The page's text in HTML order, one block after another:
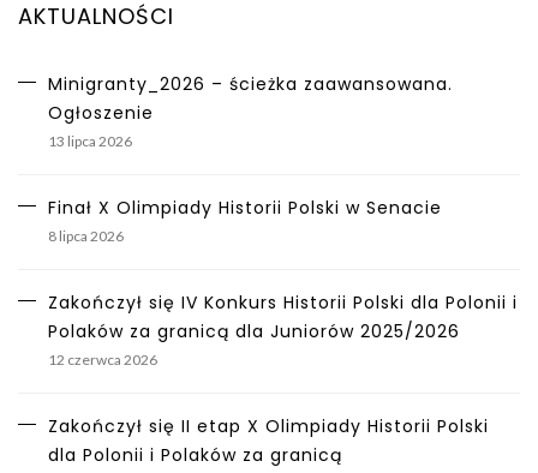
AKTUALNOŚCI
Minigranty_2026 – ścieżka zaawansowana.
Ogłoszenie
13 lipca 2026
Finał X Olimpiady Historii Polski w Senacie
8 lipca 2026
Zakończył się IV Konkurs Historii Polski dla Polonii i
Polaków za granicą dla Juniorów 2025/2026
12 czerwca 2026
Zakończył się II etap X Olimpiady Historii Polski
dla Polonii i Polaków za granicą